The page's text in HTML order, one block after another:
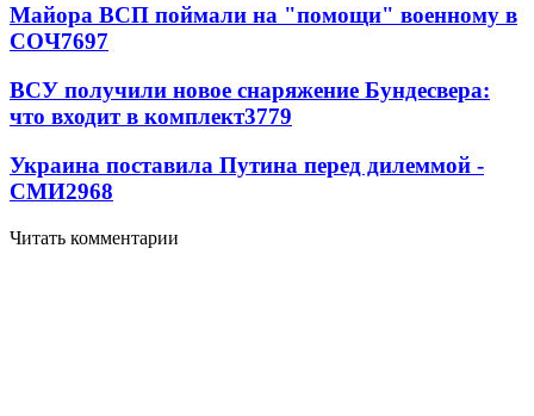
Майора ВСП поймали на "помощи" военному в
СОЧ7697
ВСУ получили новое снаряжение Бундесвера:
что входит в комплект3779
Украина поставила Путина перед дилеммой -
СМИ2968
Читать комментарии